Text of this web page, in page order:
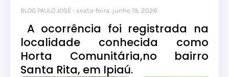
BLOG PAULO JOSÉ sexta-feira, junho 19, 2026
A ocorrência foi registrada na
localidade conhecida como
Horta Comunitária,no bairro
Santa Rita, em Ipiaú.